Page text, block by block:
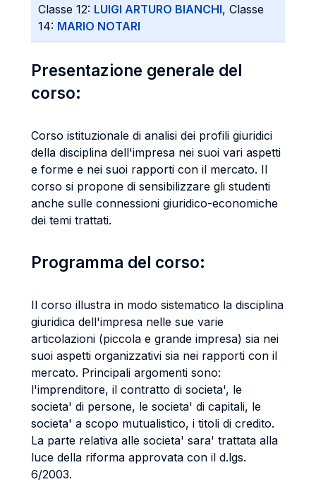
Classe 12: LUIGI ARTURO BIANCHI, Classe
14: MARIO NOTARI
Presentazione generale del
corso:
Corso istituzionale di analisi dei profili giuridici
della disciplina dell'impresa nei suoi vari aspetti
e forme e nei suoi rapporti con il mercato. Il
corso si propone di sensibilizzare gli studenti
anche sulle connessioni giuridico-economiche
dei temi trattati.
Programma del corso:
Il corso illustra in modo sistematico la disciplina
giuridica dell'impresa nelle sue varie
articolazioni (piccola e grande impresa) sia nei
suoi aspetti organizzativi sia nei rapporti con il
mercato. Principali argomenti sono:
l'imprenditore, il contratto di societa', le
societa' di persone, le societa' di capitali, le
societa' a scopo mutualistico, i titoli di credito.
La parte relativa alle societa' sara' trattata alla
luce della riforma approvata con il d.lgs.
6/2003.